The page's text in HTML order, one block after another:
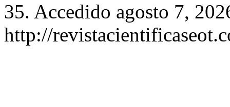
35. Accedido agosto 7,
http://